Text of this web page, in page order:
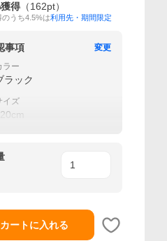
得 （162pt）
のうち4.5%は利用先・期間限定
事項
変更
ラー
ラック
イズ
カートに入れる